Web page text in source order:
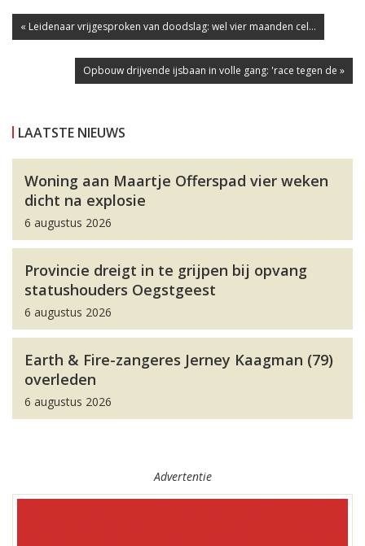
« Leidenaar vrijgesproken van doodslag: wel vier maanden cel...
Opbouw drijvende ijsbaan in volle gang: 'race tegen de »
LAATSTE NIEUWS
Woning aan Maartje Offerspad vier weken
dicht na explosie
6 augustus 2026
Provincie dreigt in te grijpen bij opvang
statushouders Oegstgeest
6 augustus 2026
Earth & Fire-zangeres Jerney Kaagman (79)
overleden
6 augustus 2026
Advertentie